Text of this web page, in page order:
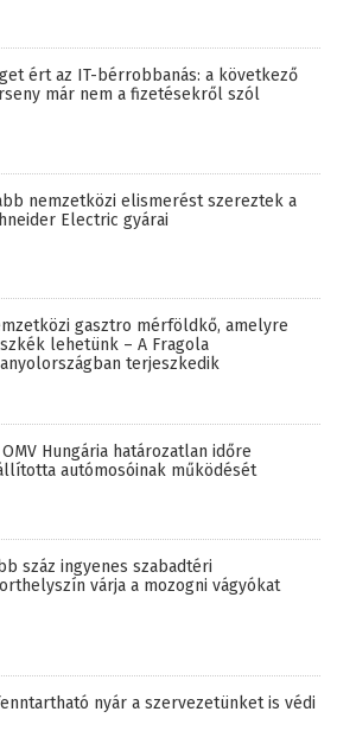
ért az IT-bérrobbanás: a következő
már nem a fizetésekről szól
nemzetközi elismerést szereztek a
Electric gyárai
gasztro mérföldkő, amelyre
lehetünk – A Fragola
terjeszkedik
OMV Hungária határozatlan időre
autómosóinak működését
száz ingyenes szabadtéri
várja a mozogni vágyókat
nyár a szervezetünket is védi